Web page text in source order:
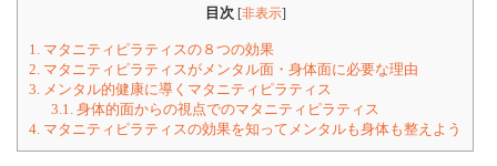
目次 [非表示]
1. マタニティピラティスの８つの効果
2. マタニティピラティスがメンタル面・身体面に必要な理由
3. メンタル的健康に導くマタニティピラティス
3.1.身体的面からの視点でのマタニティピラティス
4. マタニティピラティスの効果を知ってメンタルも身体も整えよう